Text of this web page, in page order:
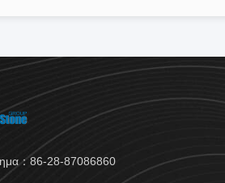
：86-28-87086860